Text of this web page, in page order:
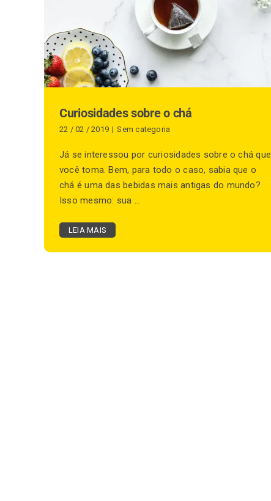
Curiosidades sobre o chá
22 / 02 / 2019 | Sem categoria
Já se interessou por curiosidades sobre o chá que
você toma. Bem, para todo o caso, sabia que o
chá é uma das bebidas mais antigas do mundo?
Isso mesmo: sua ...
LEIA MAIS